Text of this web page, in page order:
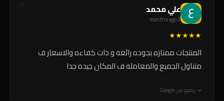
علي محمد
3 months ago
★
★
★
★
★
المنتجات ممتازه بجوده رائعه و ذات كفاءه والاسعار ف
متناول الجميع والمعامله ف المكان جيده جدا
ريفيو من Google